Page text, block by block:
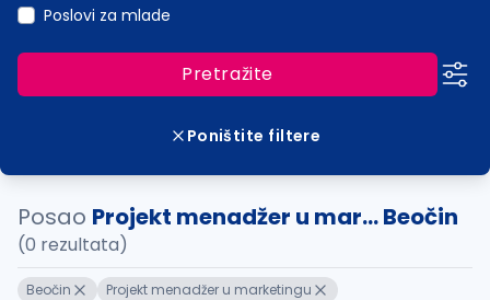
Poslovi za mlade
Pretražite
Poništite filtere
Posao Projekt menadžer u mar... Beočin
(0 rezultata)
Beočin Projekt menadžer u marketingu